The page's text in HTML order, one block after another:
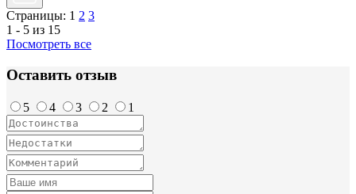
Страницы: 1 2 3
1 - 5 из 15
Посмотреть все
Оставить отзыв
5 4 3 2 1